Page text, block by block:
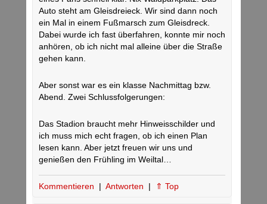
Auto steht am Gleisdreieck. Wir sind dann noch
ein Mal in einem Fußmarsch zum Gleisdreck.
Dabei wurde ich fast überfahren, konnte mir noch
anhören, ob ich nicht mal alleine über die Straße
gehen kann.
Aber sonst war es ein klasse Nachmittag bzw.
Abend. Zwei Schlussfolgerungen:
Das Stadion braucht mehr Hinweisschilder und
ich muss mich echt fragen, ob ich einen Plan
lesen kann. Aber jetzt freuen wir uns und
genießen den Frühling im Weiltal…
Kommentieren | Antworten | ⇑ Top